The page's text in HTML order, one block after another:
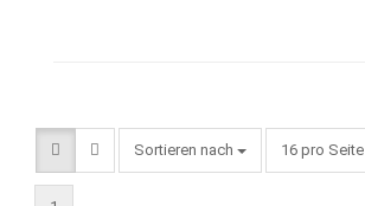
Sortieren nach
Sortieren nach 16 pro Seite
pro Seite